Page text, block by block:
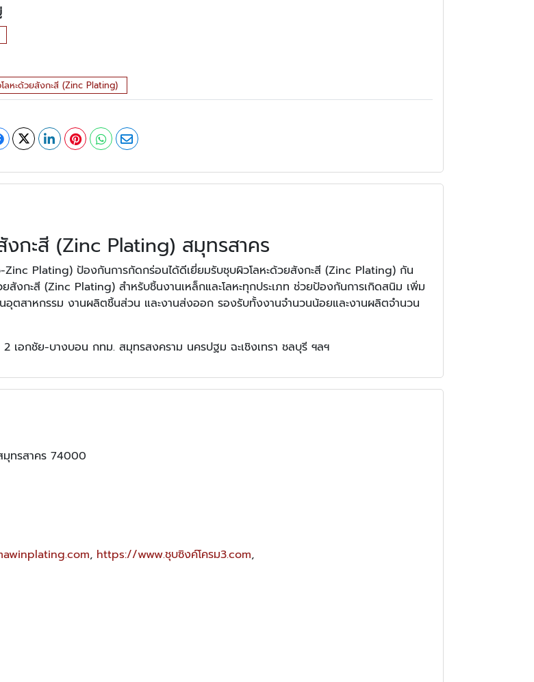
ลหะด้วยสังกะสี (Zinc Plating)
งกะสี (Zinc Plating) สมุทรสาคร
Plating) ป้องกันการกัดกร่อนได้ดีเยี่ยมรับชุบผิวโลหะด้วยสังกะสี (Zinc Plating) กัน
สังกะสี (Zinc Plating) สำหรับชิ้นงานเหล็กและโลหะทุกประเภท ช่วยป้องกันการเกิดสนิม เพิ่ม
อุตสาหกรรม งานผลิตชิ้นส่วน และงานส่งออก รองรับทั้งงานจำนวนน้อยและงานผลิตจำนวน
เอกชัย-บางบอน กทม. สมุทรสงคราม นครปฐม ฉะเชิงเทรา ชลบุรี ฯลฯ
มุทรสาคร 74000
, https://www.ชุบซิงค์โครม3.com,